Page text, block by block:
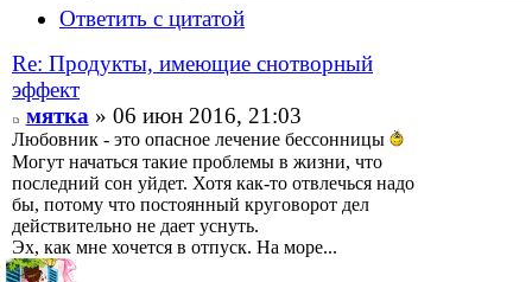
Ответить с цитатой
Re: Продукты, имеющие снотворный
эффект
мятка» 06 июн 2016, 21:03
Любовник - это опасное лечение бессонницы
Могут начаться такие проблемы в жизни, что
последний сон уйдет. Хотя как-то отвлечься надо
бы, потому что постоянный круговорот дел
действительно не дает уснуть.
Эх, как мне хочется в отпуск. На море...